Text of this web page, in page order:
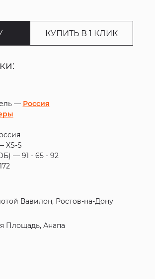
КУПИТЬ В 1 КЛИК
— Россия
XS-S
— 91 - 65 - 92
172
Вавилон, Ростов-на-Дону
Площадь, Анапа